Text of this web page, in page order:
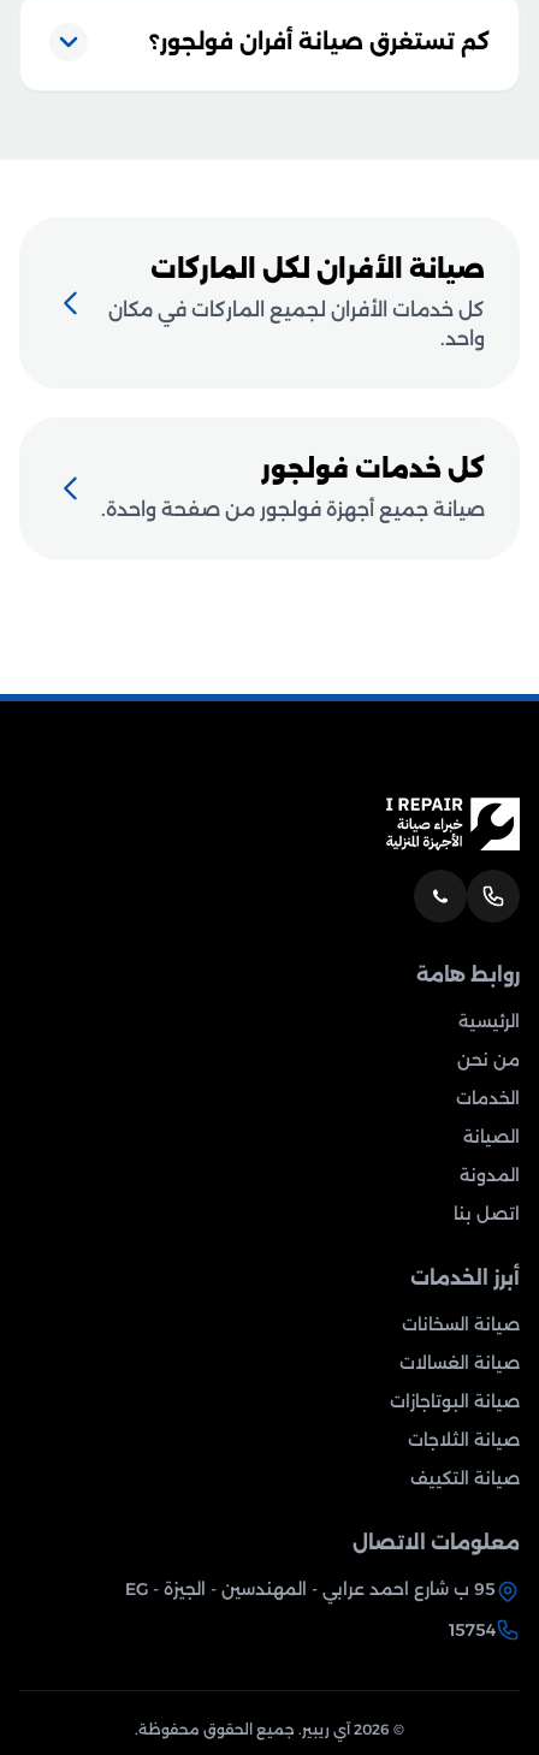
كم تستغرق صيانة أفران فولجور؟
صيانة الأفران لكل الماركات
كل خدمات الأفران لجميع الماركات في مكان
واحد.
كل خدمات فولجور
صيانة جميع أجهزة فولجور من صفحة واحدة.
روابط هامة
الرئيسية
من نحن
الخدمات
الصيانة
المدونة
اتصل بنا
أبرز الخدمات
صيانة السخانات
صيانة الغسالات
صيانة البوتاجازات
صيانة الثلاجات
صيانة التكييف
معلومات الاتصال
95 ب شارع احمد عرابي - المهندسين - الجيزة - EG
15754
© 2026 آي ريبير. جميع الحقوق محفوظة.